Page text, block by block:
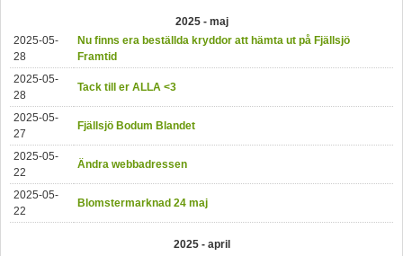
2025 - maj
2025-05-
28
Nu finns era beställda kryddor att hämta ut på Fjällsjö
Framtid
2025-05-
28
Tack till er ALLA <3
2025-05-
27
Fjällsjö Bodum Blandet
2025-05-
22
Ändra webbadressen
2025-05-
22
Blomstermarknad 24 maj
2025 - april